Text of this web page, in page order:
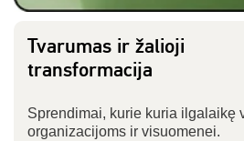
Tvarumas ir žalioji
transformacija
Sprendimai, kurie kuria ilgalaikę
organizacijoms ir visuomenei.